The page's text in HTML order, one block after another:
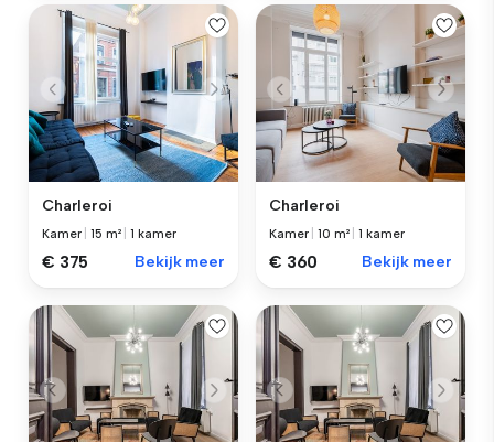
Charleroi
Kamer |15 m² |1 kamer
€ 375 Bekijk meer
Charleroi
Kamer |10 m² |1 kamer
€ 360 Bekijk meer